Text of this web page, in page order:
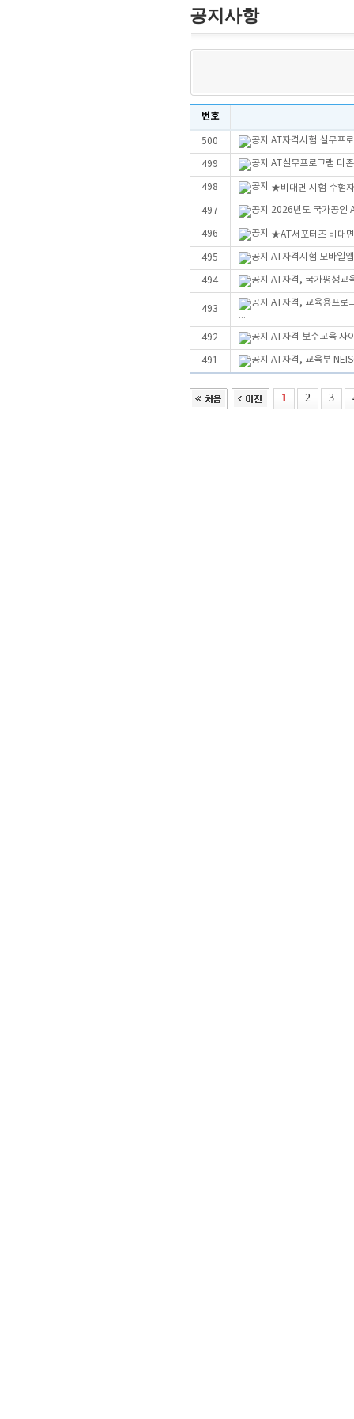
공지사항
번호
500 AT자격시험 실무프
499 AT실무프로그램 더
498 ★비대면 시험 수험
497 2026년도 국가공인
496 ★AT서포터즈 비대
495 AT자격시험 모바일
494 AT자격, 국가평생교
493
AT자격, 교육용프로
...
492 AT자격 보수교육 사
491 AT자격, 교육부
1 2 3